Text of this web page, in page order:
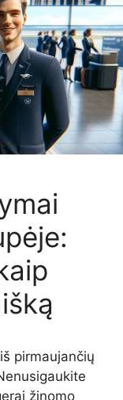
pirmaujančių
žinomo